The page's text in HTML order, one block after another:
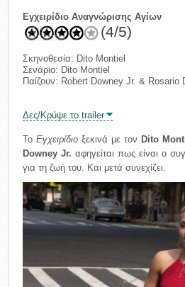
Εγχειρίδιο Αναγνώρισης Αγίων
(4/5)
Σκηνοθεσία: Dito Montiel
Σενάριο: Dito Montiel
Παίζουν: Robert Downey Jr. & Rosario
Δες/Κρύψε το trailer
ΤοΕγχειρίδιο ξεκινά με τον Dito
Downey Jr. αφηγείται πως είναι ο
για τη ζωή του. Και μετά συνεχίζει.